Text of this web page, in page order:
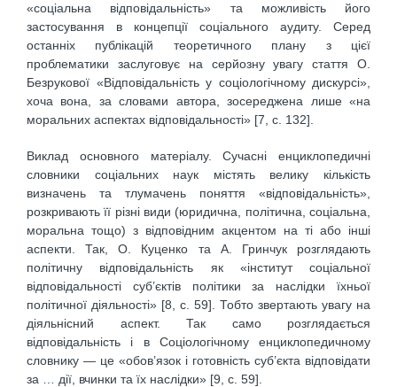
«соціальна відповідальність» та можливість його
застосування в концепції соціального аудиту. Серед
останніх публікацій теоретичного плану з цієї
проблематики заслуговує на серйозну увагу стаття О.
Безрукової «Відповідальність у соціологічному дискурсі»,
хоча вона, за словами автора, зосереджена лише «на
моральних аспектах відповідальності» [7, с. 132].
Виклад основного матеріалу. Сучасні енциклопедичні
словники соціальних наук містять велику кількість
визначень та тлумачень поняття «відповідальність»,
розкривають її різні види (юридична, політична, соціальна,
моральна тощо) з відповідним акцентом на ті або інші
аспекти. Так, О. Куценко та А. Гринчук розглядають
політичну відповідальність як «інститут соціальної
відповідальності суб’єктів політики за наслідки їхньої
політичної діяльності» [8, с. 59]. Тобто звертають увагу на
діяльнісний аспект. Так само розглядається
відповідальність і в Соціологічному енциклопедичному
словнику — це «обов’язок і готовність суб’єкта відповідати
за … дії, вчинки та їх наслідки» [9, с. 59].